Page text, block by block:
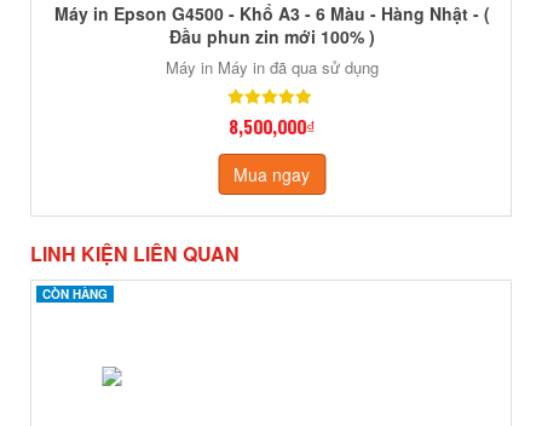
Máy in Epson G4500 - Khổ A3 - 6 Màu - Hàng Nhật - (
Đầu phun zin mới 100% )
Máy in Máy in đã qua sử dụng
8,500,000₫
Mua ngay
LINH KIỆN LIÊN QUAN
CÒN HÀNG
CÒN HÀNG